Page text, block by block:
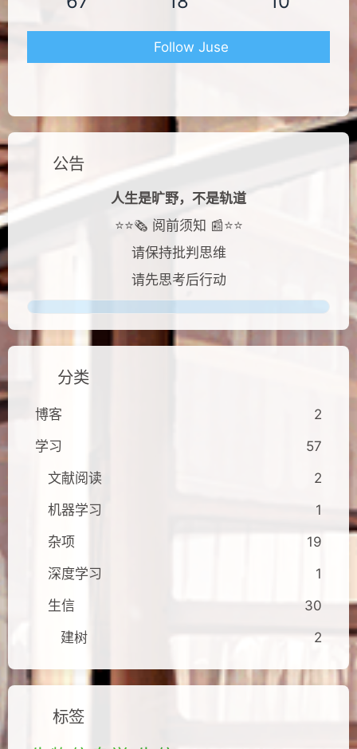
Follow Juse
公告
人生是旷野，不是轨道
⭐⭐🗞️ 阅前须知 📰⭐⭐
请保持批判思维
请先思考后行动
分类
博客
2
学习
57
文献阅读
2
机器学习
1
杂项
19
深度学习
1
生信
30
建树
2
标签